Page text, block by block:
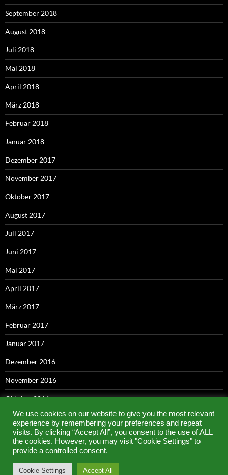
September 2018
August 2018
Juli 2018
Mai 2018
April 2018
März 2018
Februar 2018
Januar 2018
Dezember 2017
November 2017
Oktober 2017
August 2017
Juli 2017
Juni 2017
Mai 2017
April 2017
März 2017
Februar 2017
Januar 2017
Dezember 2016
November 2016
Oktober 2016
September 2016
Mai 2016
We use cookies on our website to give you the most relevant
experience by remembering your preferences and repeat
visits. By clicking “Accept All”, you consent to the use of ALL
the cookies. However, you may visit "Cookie Settings" to
provide a controlled consent.
Cookie Settings Accept All